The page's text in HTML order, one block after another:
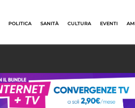
POLITICA SANITÀ CULTURA EVENTI